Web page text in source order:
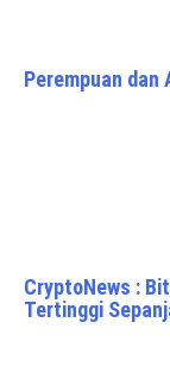
Perempuan dan
CryptoNews :
Tertinggi